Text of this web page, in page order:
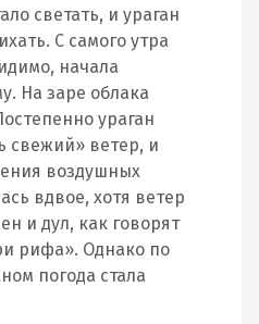
светать, и ураган
С самого утра
начала
На заре облака
ураган
свежий» ветер, и
воздушных
вдвое, хотя ветер
и дул, как говорят
рифа». Однако по
погода стала